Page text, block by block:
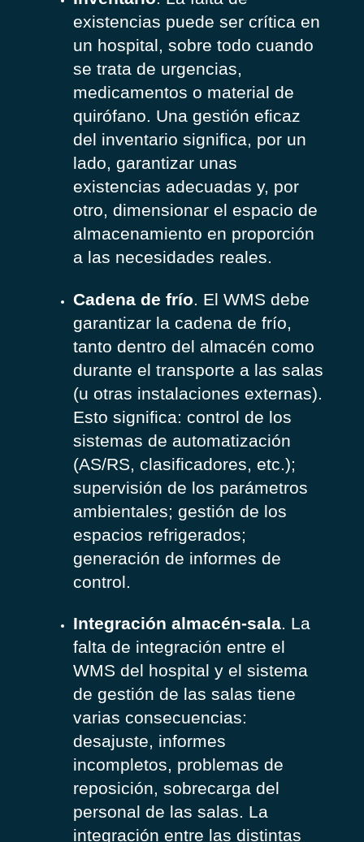
existencias puede ser crítica en
un hospital, sobre todo cuando
se trata de urgencias,
medicamentos o material de
quirófano. Una gestión eficaz
del inventario significa, por un
lado, garantizar unas
existencias adecuadas y, por
otro, dimensionar el espacio de
almacenamiento en proporción
a las necesidades reales.
Cadena de frío . El WMS debe
garantizar la cadena de frío,
tanto dentro del almacén como
durante el transporte a las salas
(u otras instalaciones externas).
Esto significa: control de los
sistemas de automatización
(AS/RS, clasificadores, etc.);
supervisión de los parámetros
ambientales; gestión de los
espacios refrigerados;
generación de informes de
control.
Integración almacén-sala. La
falta de integración entre el
WMS del hospital y el sistema
de gestión de las salas tiene
varias consecuencias:
desajuste, informes
incompletos, problemas de
reposición, sobrecarga del
personal de las salas. La
integración entre las distintas